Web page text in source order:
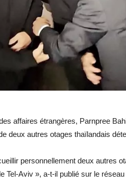
affaires étrangères, Parnpree
deux autres otages thaïlandais
personnellement deux autres
Tel-Aviv », a-t-il publié sur le